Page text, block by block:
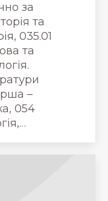
за
та
035.01
та
–
054